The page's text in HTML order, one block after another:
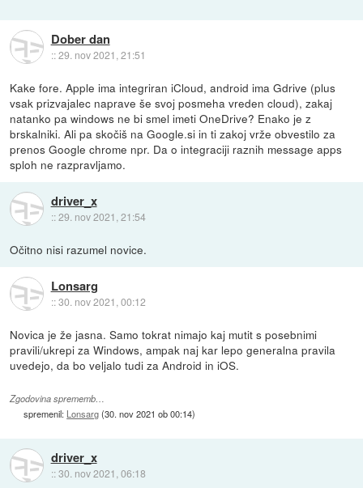
Dober dan
::29. nov 2021, 21:51
Kake fore. Apple ima integriran iCloud, android ima Gdrive (plus
vsak prizvajalec naprave še svoj posmeha vreden cloud), zakaj
natanko pa windows ne bi smel imeti OneDrive? Enako je z
brskalniki. Ali pa skočiš na Google.si in ti zakoj vrže obvestilo za
prenos Google chrome npr. Da o integraciji raznih message apps
sploh ne razpravljamo.
driver_x
::29. nov 2021, 21:54
Očitno nisi razumel novice.
Lonsarg
::30. nov 2021, 00:12
Novica je že jasna. Samo tokrat nimajo kaj mutit s posebnimi
pravili/ukrepi za Windows, ampak naj kar lepo generalna pravila
uvedejo, da bo veljalo tudi za Android in iOS.
Zgodovina sprememb…
spremenil: Lonsarg(30. nov 2021 ob 00:14)
driver_x
::30. nov 2021, 06:18